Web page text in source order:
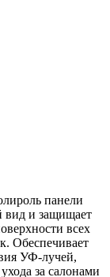
панели
вид и защищает
всех
Обеспечивает
УФ-лучей,
за салонами